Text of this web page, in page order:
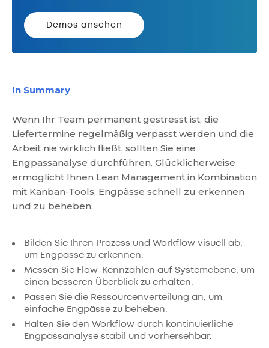
Demos ansehen
In Summary
Wenn Ihr Team permanent gestresst ist, die
Liefertermine regelmäßig verpasst werden und die
Arbeit nie wirklich fließt, sollten Sie eine
Engpassanalyse durchführen. Glücklicherweise
ermöglicht Ihnen Lean Management in Kombination
mit Kanban-Tools, Engpässe schnell zu erkennen
und zu beheben.
Bilden Sie Ihren Prozess und Workflow visuell ab,
um Engpässe zu erkennen.
Messen Sie Flow-Kennzahlen auf Systemebene, um
einen besseren Überblick zu erhalten.
Passen Sie die Ressourcenverteilung an, um
einfache Engpässe zu beheben.
Halten Sie den Workflow durch kontinuierliche
Engpassanalyse stabil und vorhersehbar.